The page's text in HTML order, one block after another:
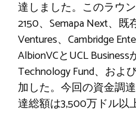
達しました。このラウン
2150、Semapa Next、
Ventures、Cambridge
AlbionVCとUCL
Technology Fund、およ
加した。今回の資金調
達総額は3,500万ドル以